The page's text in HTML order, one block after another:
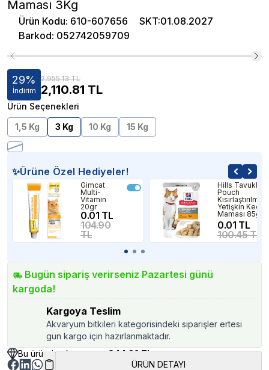
Maması 3Kg
Ürün Kodu: 610-607656 SKT:01.08.2027
Barkod: 052742059709
29%
İndirim
2,955.13 TL
2,110.81 TL
Ürün Seçenekleri
1,5 Kg
3 Kg 10 Kg 15 Kg
✨Ürüne Özel Hediyeler!
Gimcat
Multi-
Vitamin
20gr
0.01 TL
104.90
TL
Hills Tavuklu
Pouch
Kısırlaştırılmış
Yetişkin Kedi
Maması 85gr
0.01 TL
100.45 TL
Bugün sipariş verirseniz Pazartesi günü
kargoda!
Kargoya Teslim
Akvaryum bitkileri kategorisindeki siparişler ertesi
gün kargo için hazırlanmaktadır.
Bu üründen kazancınız844.32 TL
ÜRÜN DETAYI